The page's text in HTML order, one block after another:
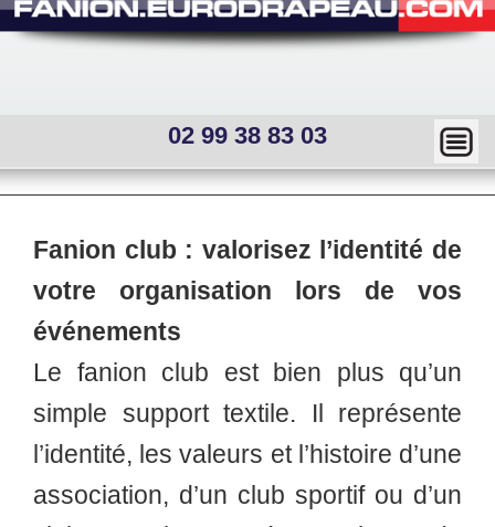
02 99 38 83 03
menu
Ma
squ
—
Mai
me
nu
menu
interne
Fanion club : valorisez l’identité de
votre organisation lors de vos
événements
Le fanion club est bien plus qu’un
simple support textile. Il représente
l’identité, les valeurs et l’histoire d’une
association, d’un club sportif ou d’un